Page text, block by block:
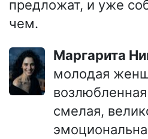
предложат, и уже
чем.
Маргарита
молодая
смелая,